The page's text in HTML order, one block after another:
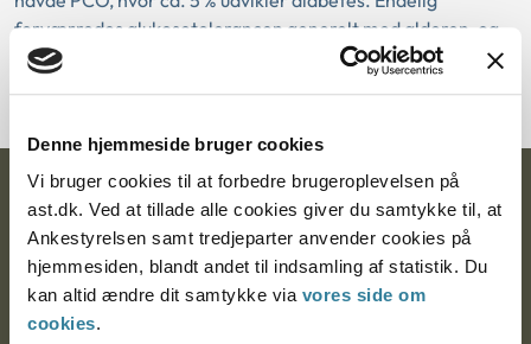
Denne hjemmeside bruger cookies
Vi bruger cookies til at forbedre brugeroplevelsen på
ast.dk. Ved at tillade alle cookies giver du samtykke til, at
Ankestyrelsen samt tredjeparter anvender cookies på
hjemmesiden, blandt andet til indsamling af statistik. Du
kan altid ændre dit samtykke via vores side om
cookies.
forværredes glukosetolerancen generelt med alderen, og
der var derfor samlet set en række faktorer, der alle kunne
Ankestyrelsen
Postadresse:
Nytorv 7, 2. sal
9000 Aalborg